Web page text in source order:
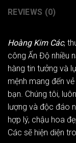
REVIEWS (0)
Hoàng Kim Các,
công Ấn Độ nhiều
hàng tin tưởng và
mệnh mang đến
bạn. Chúng tôi,
lượng và độc đáo
hợp lý, chậu hoa
Các sẽ hiện diện